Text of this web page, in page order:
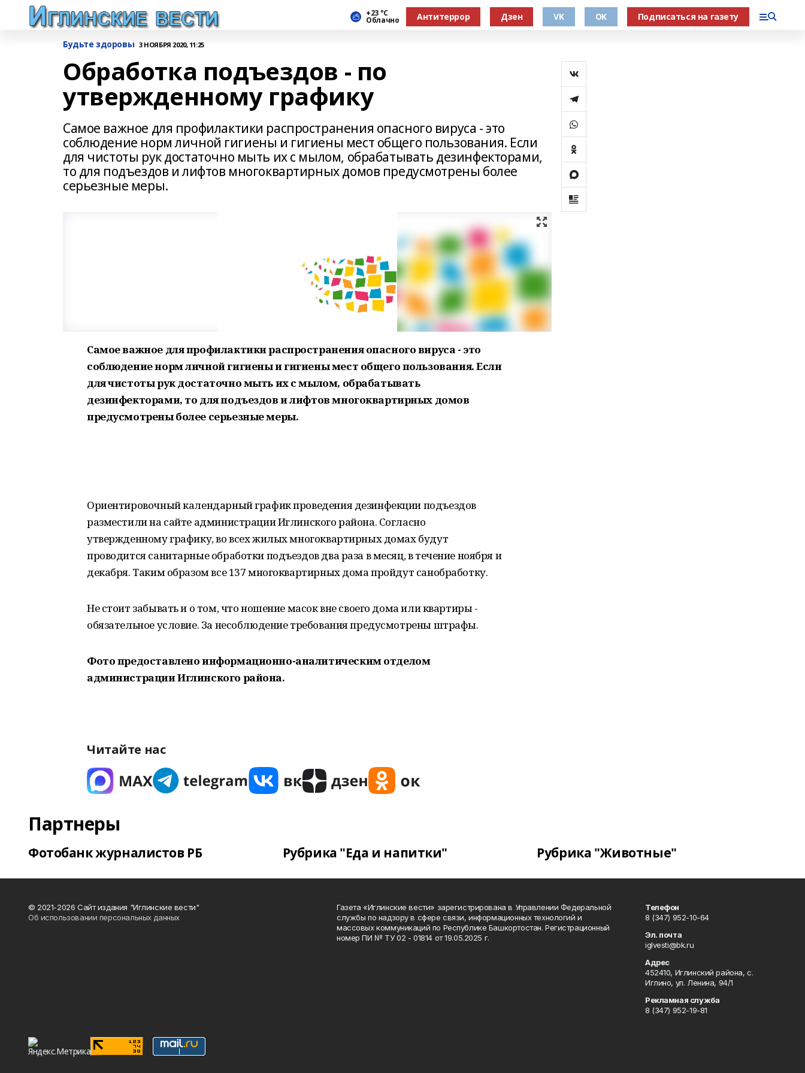
+23 °С
Облачно Антитеррор Дзен VK OK Подписаться на газету
Будьте здоровы 3 НОЯБРЯ 2020, 11:25
Обработка подъездов - по
утвержденному графику
Самое важное для профилактики распространения опасного вируса - это
соблюдение норм личной гигиены и гигиены мест общего пользования. Если
для чистоты рук достаточно мыть их с мылом, обрабатывать дезинфекторами,
то для подъездов и лифтов многоквартирных домов предусмотрены более
серьезные меры.
Самое важное для профилактики распространения опасного вируса - это
соблюдение норм личной гигиены и гигиены мест общего пользования. Если
для чистоты рук достаточно мыть их с мылом, обрабатывать
дезинфекторами, то для подъездов и лифтов многоквартирных домов
предусмотрены более серьезные меры.
Ориентировочный календарный график проведения дезинфекции подъездов
разместили на сайте администрации Иглинского района. Согласно
утвержденному графику, во всех жилых многоквартирных домах будут
проводится санитарные обработки подъездов два раза в месяц, в течение ноября и
декабря. Таким образом все 137 многоквартирных дома пройдут санобработку.
Не стоит забывать и о том, что ношение масок вне своего дома или квартиры -
обязательное условие. За несоблюдение требования предусмотрены штрафы.
Фото предоставлено информационно-аналитическим отделом
администрации Иглинского района.
Читайте нас
Партнеры
Фотобанк журналистов РБ Рубрика "Еда и напитки" Рубрика "Животные"
© 2021-2026 Сайт издания "Иглинские вести"
Об использовании персональных данных
Газета «Иглинские вести» зарегистрирована в Управлении Федеральной
службы по надзору в сфере связи, информационных технологий и
массовых коммуникаций по Республике Башкортостан. Регистрационный
номер ПИ № ТУ 02 - 01814 от 19.05.2025 г.
Телефон
8 (347) 952-10-64
Эл. почта
iglvesti@bk.ru
Адрес
452410, Иглинский района, с.
Иглино, ул. Ленина, 94/1
Рекламная служба
8 (347) 952-19-81